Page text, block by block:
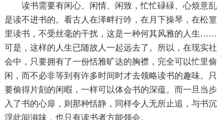
读书需要有闲心、闲情、闲致，忙忙碌碌、心烦意乱
是读不进书的。看古人在泽畔行吟，在月下操琴，在松篁
里读书，不受丝毫的干扰，这是一种何其风雅的人生……
可是，这样的人生已随故人一起远去了。所以，在现实社
会中，只要拥有了一份恬雅旷达的胸襟，完全可以忙里偷
闲，而不必非等到有许多时间时才去领略读书的趣味。只
要偷得片刻的闲暇，一样可以体会书的深蕴。而一旦当步
入了书的心扉，则那种恬静，同样令人无所止追，与书沉
浮此间滋味，也只有读书者方能领会。